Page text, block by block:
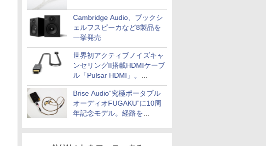
Cambridge Audio、ブックシ
ェルフスピーカなど8製品を
一挙発売
世界初アクティブノイズキャ
ンセリングII搭載HDMIケーブ
ル「Pulsar HDMI」。
SilentPowerから
Brise Audio“究極ポータブル
オーディオFUGAKU”に10周
年記念モデル。経路を